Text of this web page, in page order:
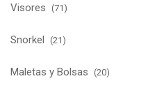
Visores (71)
Snorkel (21)
Maletas y Bolsas (20)